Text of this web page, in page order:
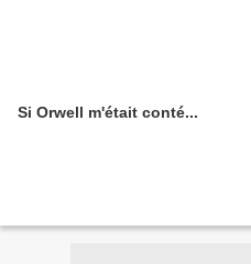
Si Orwell m'était conté...